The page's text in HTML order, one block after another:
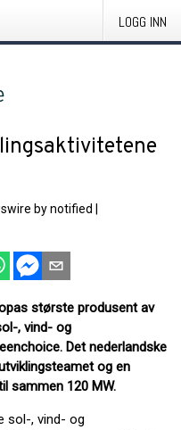
LOGG INN
by notified
største produsent av
, vind- og
Det nederlandske
og en
sammen 120 MW.
sol-, vind- og